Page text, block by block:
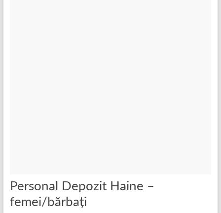
Personal Depozit Haine –
femei/bărbați